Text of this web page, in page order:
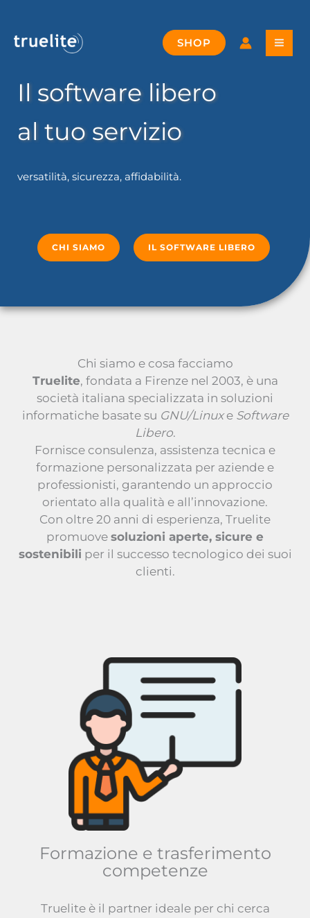
contenuto
SHOP
Il software libero
al tuo servizio
versatilità, sicurezza, affidabilità.
CHI SIAMO IL SOFTWARE LIBERO
Chi siamo e cosa facciamo
Truelite, fondata a Firenze nel 2003, è una
società italiana specializzata in soluzioni
informatiche basate su GNU/Linuxe Software
Libero.
Fornisce consulenza, assistenza tecnica e
formazione personalizzata per aziende e
professionisti, garantendo un approccio
orientato alla qualità e all’innovazione.
Con oltre 20 anni di esperienza, Truelite
promuove soluzioni aperte, sicure e
sostenibili per il successo tecnologico dei suoi
clienti.
Formazione e trasferimento
competenze
Truelite è il partner ideale per chi cerca